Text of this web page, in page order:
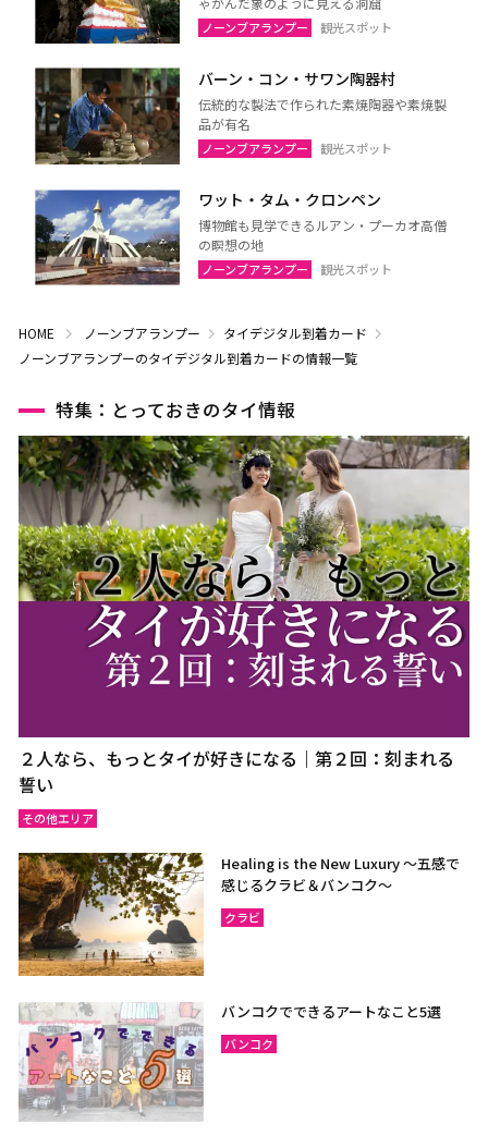
ノーンブアランプー 観光スポット
バーン・コン・サワン陶器村
伝統的な製法で作られた素焼陶器や素焼製
品が有名
ノーンブアランプー 観光スポット
ワット・タム・クロンペン
博物館も見学できるルアン・プーカオ高僧
の瞑想の地
ノーンブアランプー 観光スポット
HOME ノーンブアランプー
タイデジタル到着カード
ノーンブアランプーのタイデジタル到着カードの情報一覧
特集：とっておきのタイ情報
２人なら、もっとタイが好きになる｜第２回：刻まれる
誓い
その他エリア
Healing is the New Luxury ～五感で
感じるクラビ＆バンコク～
クラビ
バンコクでできるアートなこと5選
バンコク